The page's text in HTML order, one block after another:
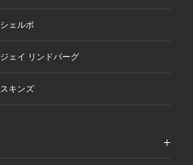
シェルボ
ジェイ リンドバーグ
スキンズ